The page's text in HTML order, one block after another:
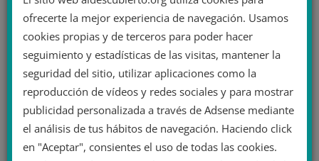
ofrecerte la mejor experiencia de navegación. Usamos
cookies propias y de terceros para poder hacer
seguimiento y estadísticas de las visitas, mantener la
seguridad del sitio, utilizar aplicaciones como la
reproducción de vídeos y redes sociales y para mostrar
publicidad personalizada a través de Adsense mediante
el análisis de tus hábitos de navegación. Haciendo click
en "Aceptar", consientes el uso de todas las cookies.